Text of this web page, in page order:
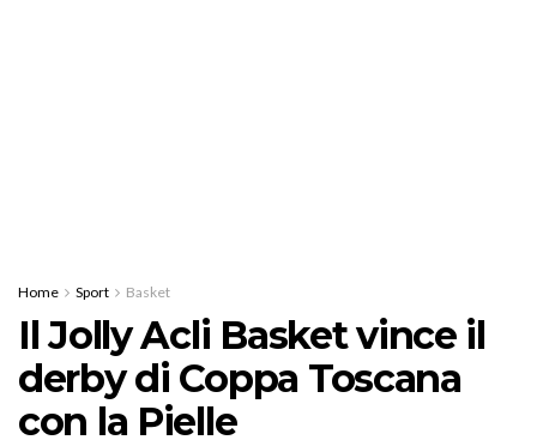
Home Sport Basket
Il Jolly Acli Basket vince il
derby di Coppa Toscana
con la Pielle